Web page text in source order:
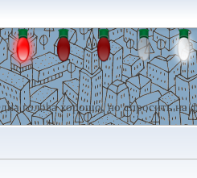
голова хорошо, но спросить на